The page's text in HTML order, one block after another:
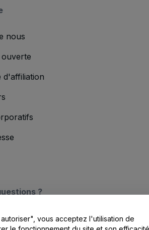
nous
d'affiliation
?
/ Nous contacter
vous acceptez l'utilisation de